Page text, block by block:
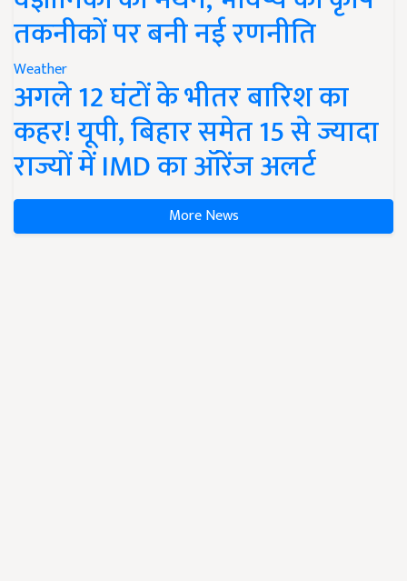
तकनीकों पर बनी नई रणनीति
Weather
अगले 12 घंटों के भीतर बारिश का
कहर! यूपी, बिहार समेत 15 से ज्यादा
राज्यों में IMD का ऑरेंज अलर्ट
More News